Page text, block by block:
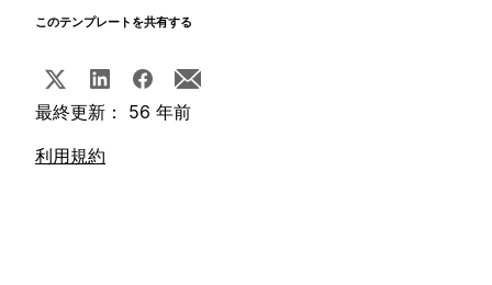
このテンプレートを共有する
最終更新： 56 年前
利用規約